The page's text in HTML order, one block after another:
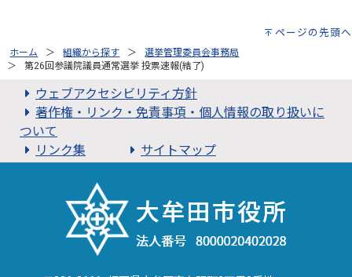
ページの先頭へ
ホーム 組織から探す
選挙管理委員会事務局
第26回参議院議員通常選挙 投票速報(結了)
ウェブアクセシビリティ方針
著作権・リンク・免責事項・個人情報の取り扱いに
ついて
リンク集
サイトマップ